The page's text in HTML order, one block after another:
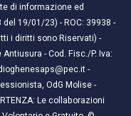
di informazione ed
19/01/23) - ROC: 39938 -
i diritti sono Riservati) -
- Cod. Fisc./P. Iva:
-
OdG Molise -
Le collaborazioni